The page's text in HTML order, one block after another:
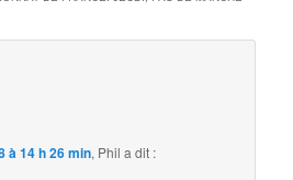
à 14 h 26 min, Phil a dit :